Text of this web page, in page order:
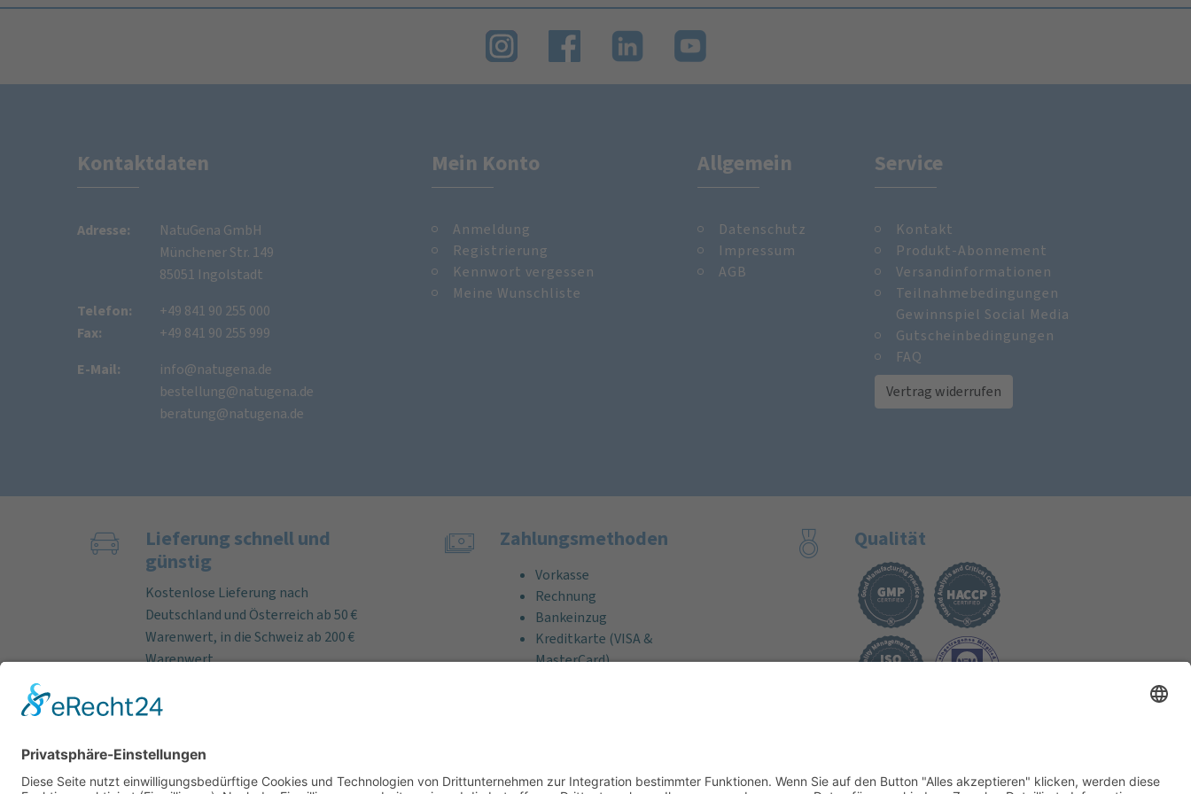
Kontaktdaten
Adresse:
NatuGena GmbH
Münchener Str. 149
85051 Ingolstadt
Telefon:
Fax:
+49 841 90 255 000
+49 841 90 255 999
E-Mail:
info@natugena.de
bestellung@natugena.de
beratung@natugena.de
Mein Konto
Anmeldung
Registrierung
Kennwort vergessen
Meine Wunschliste
Allgemein
Datenschutz
Impressum
AGB
Service
Kontakt
Produkt-Abonnement
Versandinformationen
Teilnahmebedingungen
Gewinnspiel Social Media
Gutscheinbedingungen
FAQ
Vertrag widerrufen
Lieferung schnell und
günstig
Kostenlose Lieferung nach
Deutschland und Österreich ab 50 €
Warenwert, in die Schweiz ab 200 €
Warenwert.
Bei Bestelleingang an Werktagen
bis 12 Uhr versenden wir lieferbare
Paketlaufzeit innerhalb
Deutschland per DHL ca. 3–5
Zahlungs­methoden
Vorkasse
Rechnung
Bankeinzug
Kreditkarte (VISA &
MasterCard)
dem Kauf!
Qualität